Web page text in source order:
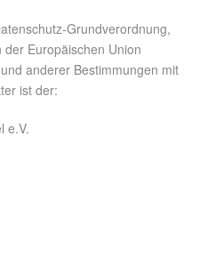
Grundverordnung,
Europäischen Union
anderer Bestimmungen mit
ist der:
e.V.